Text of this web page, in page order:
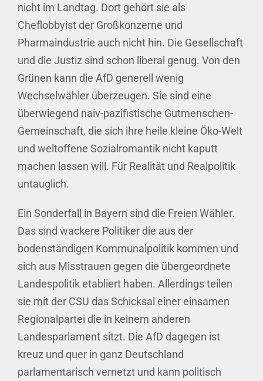
nicht im Landtag. Dort gehört sie als
Cheflobbyist der Großkonzerne und
Pharmaindustrie auch nicht hin. Die Gesellschaft
und die Justiz sind schon liberal genug. Von den
Grünen kann die AfD generell wenig
Wechselwähler überzeugen. Sie sind eine
überwiegend naiv-pazifistische Gutmenschen-
Gemeinschaft, die sich ihre heile kleine Öko-Welt
und weltoffene Sozialromantik nicht kaputt
machen lassen will. Für Realität und Realpolitik
untauglich.
Ein Sonderfall in Bayern sind die Freien Wähler.
Das sind wackere Politiker die aus der
bodenständigen Kommunalpolitik kommen und
sich aus Misstrauen gegen die übergeordnete
Landespolitik etabliert haben. Allerdings teilen
sie mit der CSU das Schicksal einer einsamen
Regionalpartei die in keinem anderen
Landesparlament sitzt. Die AfD dagegen ist
kreuz und quer in ganz Deutschland
parlamentarisch vernetzt und kann politisch